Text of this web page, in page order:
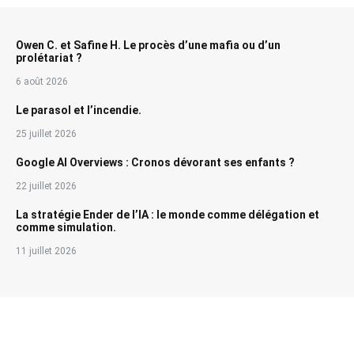
Owen C. et Safine H. Le procès d’une mafia ou d’un
prolétariat ?
6 août 2026
Le parasol et l’incendie.
25 juillet 2026
Google AI Overviews : Cronos dévorant ses enfants ?
22 juillet 2026
La stratégie Ender de l’IA : le monde comme délégation et
comme simulation.
11 juillet 2026